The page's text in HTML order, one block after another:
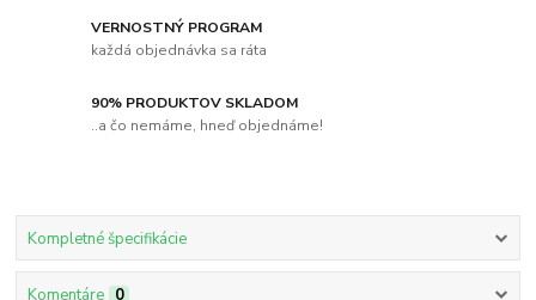
VERNOSTNÝ PROGRAM
každá objednávka sa ráta
90% PRODUKTOV SKLADOM
..a čo nemáme, hneď objednáme!
Kompletné špecifikácie
Komentáre 0